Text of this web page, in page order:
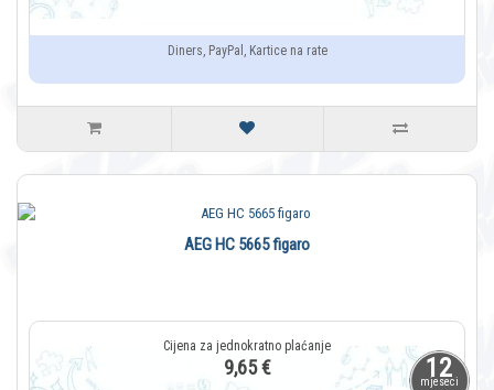
Diners, PayPal, Kartice na rate
12
mjeseci
AEG HC 5665 figaro
9,65 €